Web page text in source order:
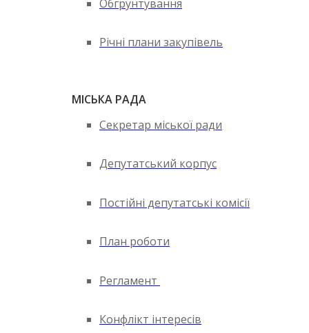
Обгрунтування
Річні плани закупівель
МІСЬКА РАДА
Секретар міської ради
Депутатський корпус
Постійні депутатські комісії
План роботи
Регламент
Конфлікт інтересів